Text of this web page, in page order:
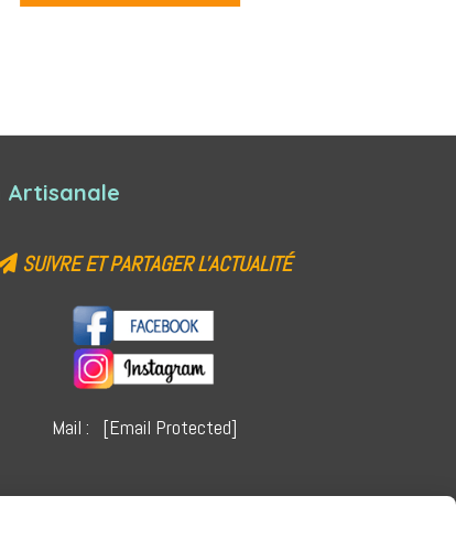
Artisanale
SUIVRE ET PARTAGER L'ACTUALITÉ
Mail : [email Protected]